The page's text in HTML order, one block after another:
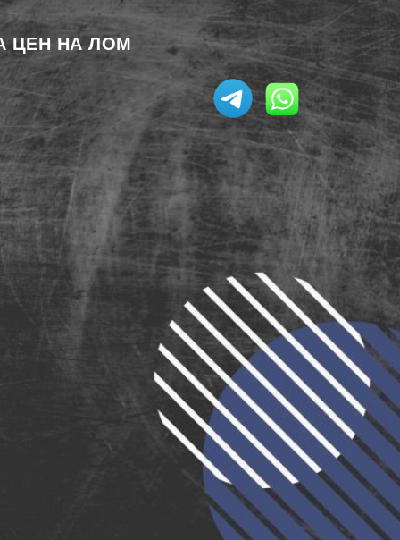
ЦЕН НА ЛОМ